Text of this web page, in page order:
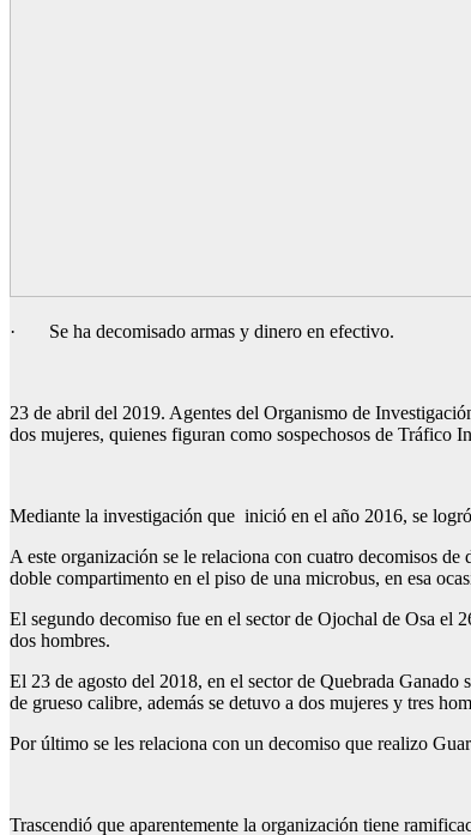
· Se ha decomisado armas y dinero en efectivo.
23 de abril del 2019. Agentes del Organismo de
dos mujeres, quienes figuran como sospechosos de Tráfico
Mediante la investigación que inició en el año 2016, se
A este organización se le relaciona con cuatro decomisos
doble compartimento en el piso de una microbus, en esa
El segundo decomiso fue en el sector de Ojochal de Osa el
dos hombres.
El 23 de agosto del 2018, en el sector de Quebrada
de grueso calibre, además se detuvo a dos mujeres y tres
Por último se les relaciona con un decomiso que realizo
Trascendió que aparentemente la organización tiene